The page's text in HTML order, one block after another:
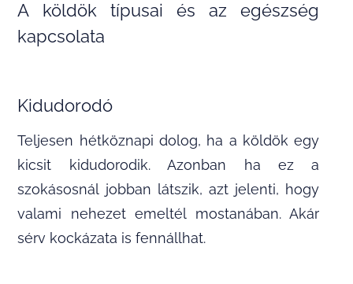
A köldök típusai és az egészség
kapcsolata
Kidudorodó
Teljesen hétköznapi dolog, ha a köldök egy
kicsit kidudorodik. Azonban ha ez a
szokásosnál jobban látszik, azt jelenti, hogy
valami nehezet emeltél mostanában. Akár
sérv kockázata is fennállhat.